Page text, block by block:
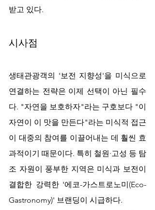
받고 있다.
시사점
생태관광객의 '보전 지향성'을 미식으로
연결하는 전략은 이제 선택이 아닌 필수
다. "자연을 보호하자"라는 구호보다 "이
자연이 이 맛을 만든다"라는 미식적 접근
이 대중의 참여를 이끌어내는 데 훨씬 효
과적이기 때문이다. 특히 철원·고성 등 탐
조 자원이 풍부한 지역은 미식과 보전이
결합한 강력한 '에코-가스트로노미(Eco-
Gastronomy)' 브랜딩이 시급하다.